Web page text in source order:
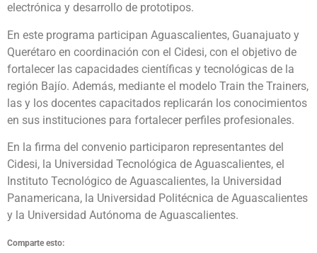
electrónica y desarrollo de prototipos.
En este programa participan Aguascalientes, Guanajuato y
Querétaro en coordinación con el Cidesi, con el objetivo de
fortalecer las capacidades científicas y tecnológicas de la
región Bajío. Además, mediante el modelo Train the Trainers,
las y los docentes capacitados replicarán los conocimientos
en sus instituciones para fortalecer perfiles profesionales.
En la firma del convenio participaron representantes del
Cidesi, la Universidad Tecnológica de Aguascalientes, el
Instituto Tecnológico de Aguascalientes, la Universidad
Panamericana, la Universidad Politécnica de Aguascalientes
y la Universidad Autónoma de Aguascalientes.
Comparte esto: